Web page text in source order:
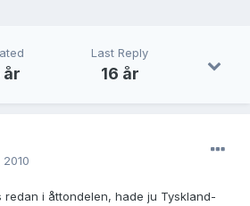
år
Last Reply
16 år
i åttondelen, hade ju Tyskland-